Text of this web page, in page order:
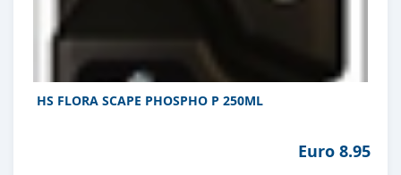
HS FLORA SCAPE PHOSPHO P 250ML
Euro 8.95